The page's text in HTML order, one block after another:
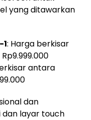
yang ditawarkan
: Harga berkisar
antara
dan
dan layar touch